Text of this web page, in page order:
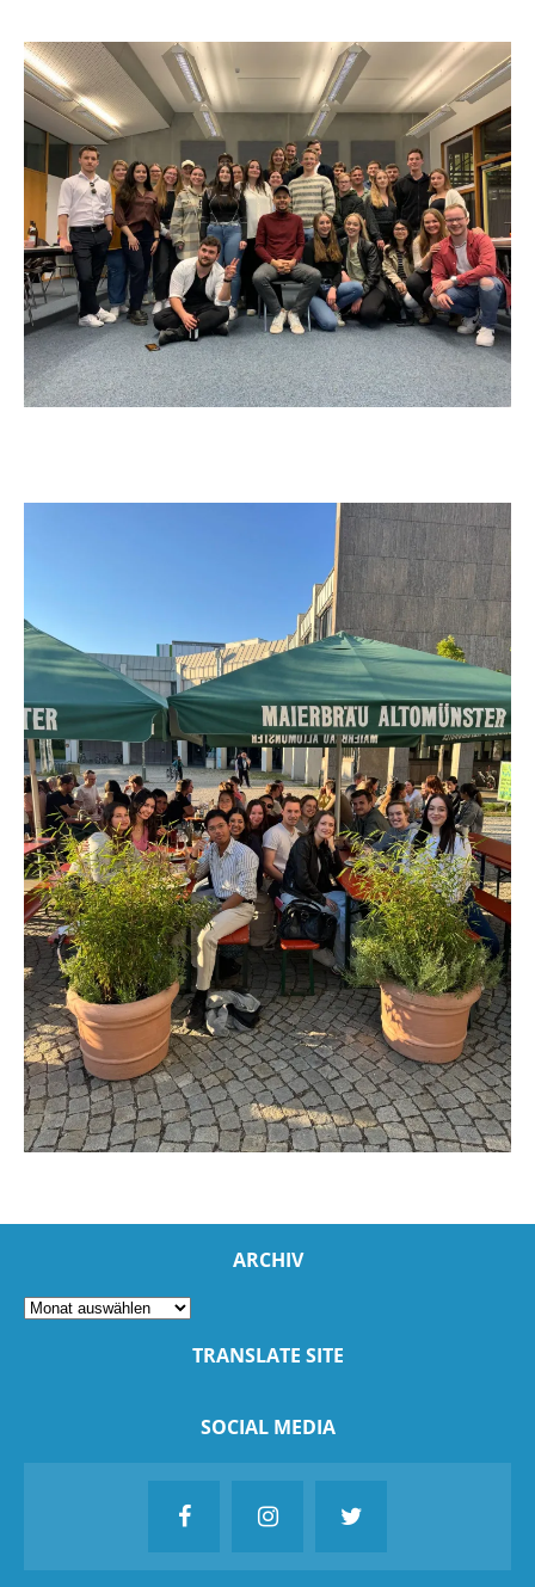
ARCHIV
TRANSLATE SITE
SOCIAL MEDIA